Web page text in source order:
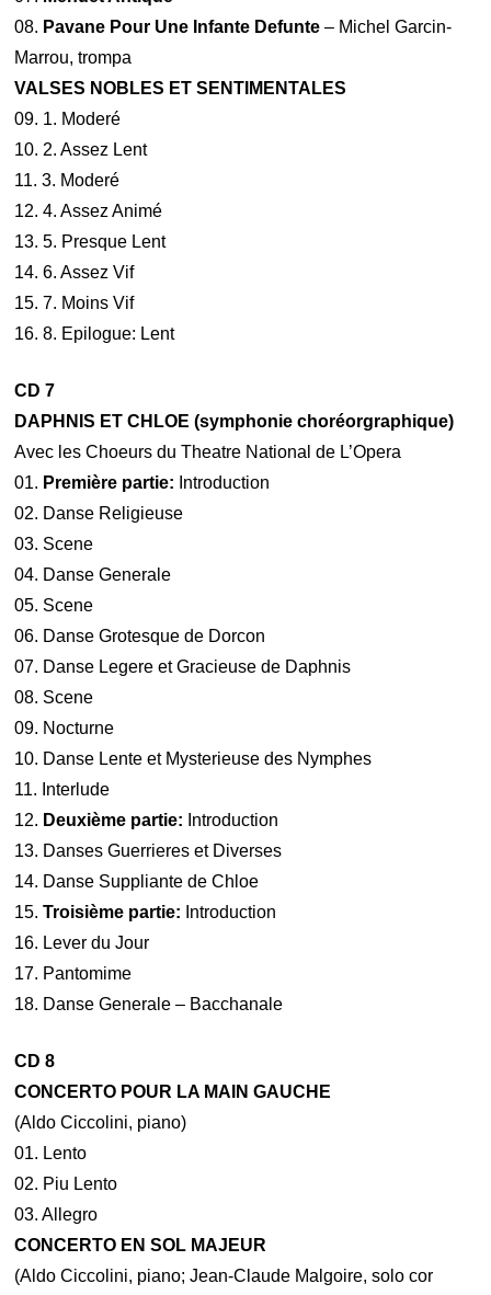
08. Pavane Pour Une Infante Defunte – Michel Garcin-
Marrou, trompa
VALSES NOBLES ET SENTIMENTALES
09. 1. Moderé
10. 2. Assez Lent
11. 3. Moderé
12. 4. Assez Animé
13. 5. Presque Lent
14. 6. Assez Vif
15. 7. Moins Vif
16. 8. Epilogue: Lent
CD 7
DAPHNIS ET CHLOE (symphonie choréorgraphique)
Avec les Choeurs du Theatre National de L’Opera
01. Première partie: Introduction
02. Danse Religieuse
03. Scene
04. Danse Generale
05. Scene
06. Danse Grotesque de Dorcon
07. Danse Legere et Gracieuse de Daphnis
08. Scene
09. Nocturne
10. Danse Lente et Mysterieuse des Nymphes
11. Interlude
12. Deuxième partie: Introduction
13. Danses Guerrieres et Diverses
14. Danse Suppliante de Chloe
15.Troisième partie: Introduction
16. Lever du Jour
17. Pantomime
18. Danse Generale – Bacchanale
CD 8
CONCERTO POUR LA MAIN GAUCHE
(Aldo Ciccolini, piano)
01. Lento
02. Piu Lento
03. Allegro
CONCERTO EN SOL MAJEUR
(Aldo Ciccolini, piano; Jean-Claude Malgoire, solo cor